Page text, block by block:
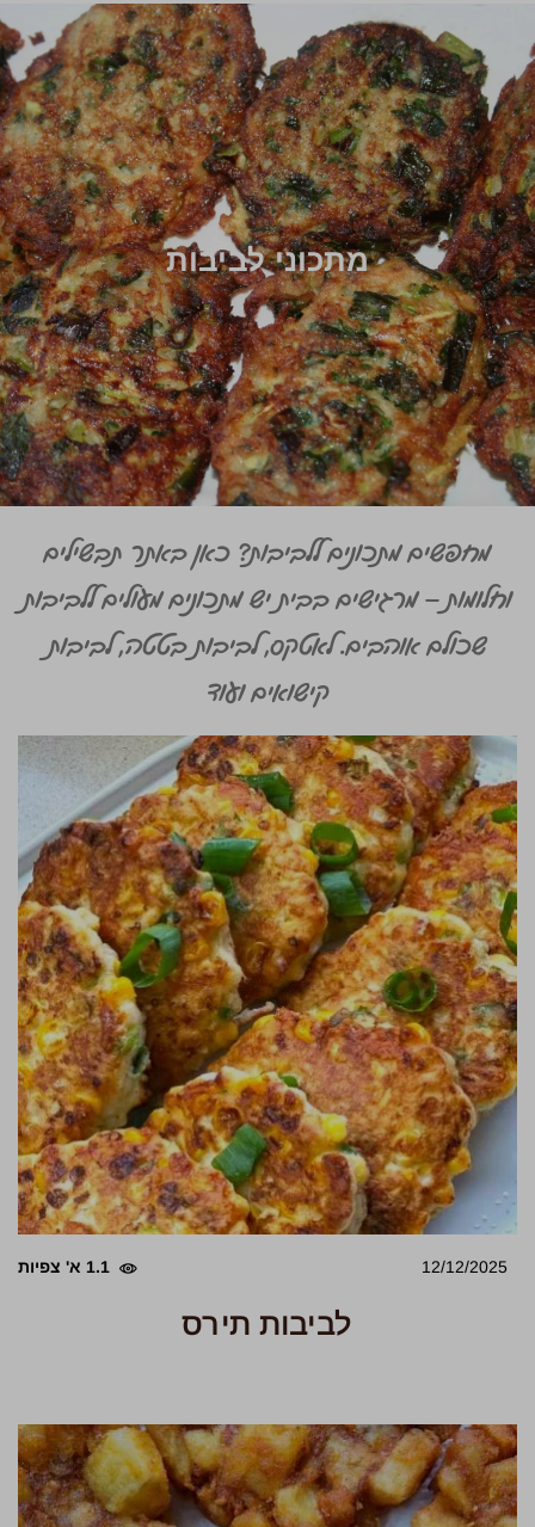
מתכוני לביבות
מחפשים מתכונים ללביבות? כאן באתר תבשילים
וחלומות – מרגישים בבית יש מתכונים מעולים ללביבות
שכולם אוהבים. לאטקס, לביבות בטטה, לביבות
קישואים ועוד
12/12/2025 1.1 א' צפיות
לביבות תירס